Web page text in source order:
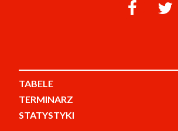
TABELE
TERMINARZ
STATYSTYKI